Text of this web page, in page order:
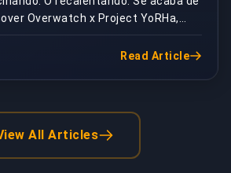
Overwatch x Project YoRHa,
NieR: Automata al juego a part...
Read Article
All Articles